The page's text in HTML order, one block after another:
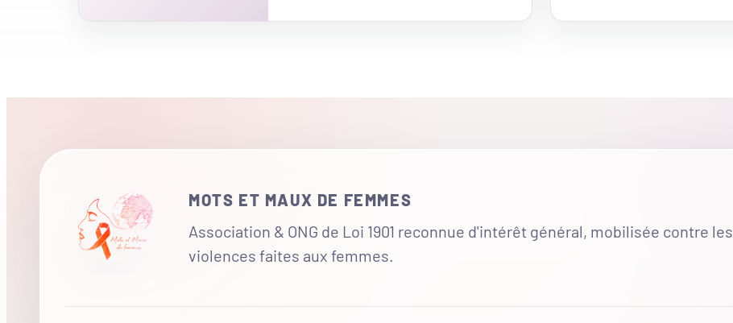
MOTS ET MAUX DE FEMMES
Association & ONG de Loi 1901 reconnue d'intérêt général, mobilisée contre les
violences faites aux femmes.